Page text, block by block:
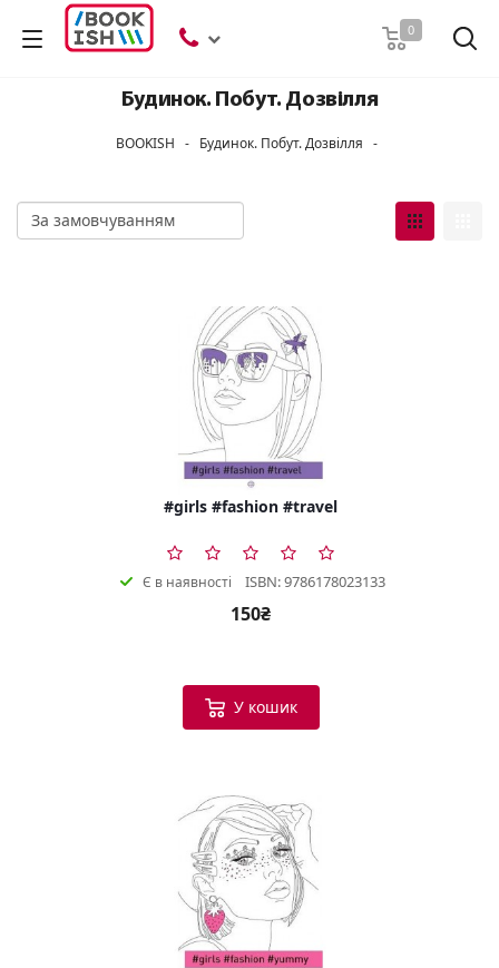
0
Будинок. Побут. Дозвілля
BOOKISH - Будинок. Побут. Дозвілля -
#girls #fashion #travel
Є в наявності ISBN: 9786178023133
150₴
У кошик